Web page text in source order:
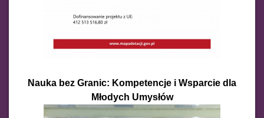
Nauka bez Granic: Kompetencje i Wsparcie dla
Młodych Umysłów